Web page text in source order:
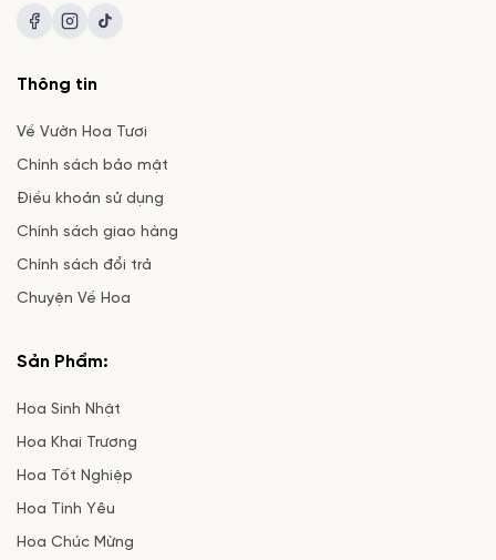
Thông tin
Về Vườn Hoa Tươi
Chính sách bảo mật
Điều khoản sử dụng
Chính sách giao hàng
Chính sách đổi trả
Chuyện Về Hoa
Sản Phẩm:
Hoa Sinh Nhật
Hoa Khai Trương
Hoa Tốt Nghiệp
Hoa Tình Yêu
Hoa Chúc Mừng